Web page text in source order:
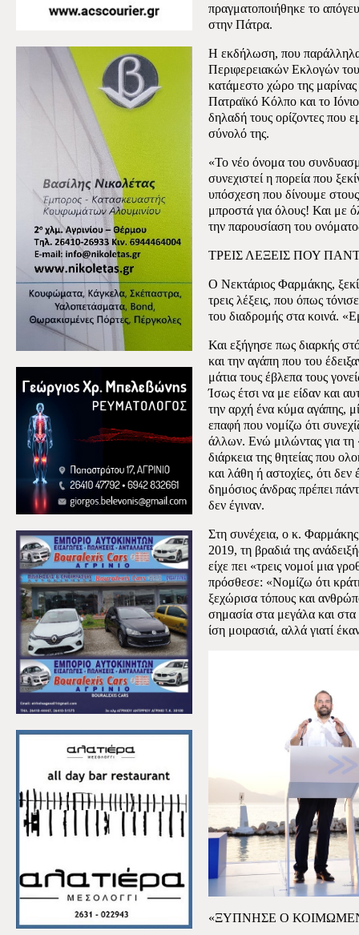
πραγματοποιήθηκε το
στην Πάτρα.
Η εκδήλωση, που παράλληλα
Περιφερειακών Εκλογών
κατάμεστο χώρο της
Πατραϊκό Κόλπο και το
δηλαδή τους ορίζοντες που
σύνολό της.
«Το νέο όνομα του
συνεχιστεί η πορεία που
υπόσχεση που δίνουμε
μπροστά για όλους! Και με
την παρουσίαση του
ΤΡΕΙΣ ΛΕΞΕΙΣ ΠΟΥ
Ο Νεκτάριος Φαρμάκης,
τρεις λέξεις, που όπως
του διαδρομής στα κοινά.
Και εξήγησε πως διαρκής
και την αγάπη που του
μάτια τους έβλεπα τους
Ίσως έτσι να με είδαν και
την αρχή ένα κύμα αγάπης,
επαφή που νομίζω ότι
άλλων. Ενώ μιλώντας για
διάρκεια της θητείας που
και λάθη ή αστοχίες, ότι δεν
δημόσιος άνδρας πρέπει
δεν έγιναν.
Στη συνέχεια, ο κ.
2019, τη βραδιά της
είχε πει «τρεις νομοί μια
πρόσθεσε: «Νομίζω ότι
ξεχώρισα τόπους και
σημασία στα μεγάλα και στα
ίση μοιρασιά, αλλά γιατί
«ΞΥΠΝΗΣΕ Ο